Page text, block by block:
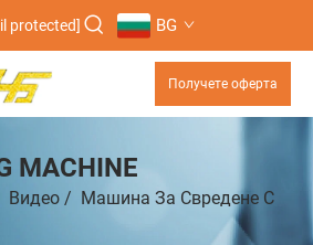
protected] BG
Получете оферта
MACHINE
Видео / Машина За Свредене С